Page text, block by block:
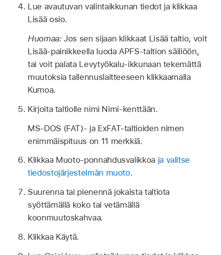
Lue avautuvan valintaikkunan tiedot ja klikkaa
Lisää osio.
Huomaa:Jos sen sijaan klikkaat Lisää taltio, voit
Lisää-painikkeella luoda APFS-taltion säiliöön,
tai voit palata Levytyökalu-ikkunaan tekemättä
muutoksia tallennuslaitteeseen klikkaamalla
Kumoa.
Kirjoita taltiolle nimi Nimi-kenttään.
MS-DOS (FAT)- ja ExFAT-taltioiden nimen
enimmäispituus on 11 merkkiä.
Klikkaa Muoto-ponnahdusvalikkoa ja valitse
tiedostojärjestelmän muoto.
Suurenna tai pienennä jokaista taltiota
syöttämällä koko tai vetämällä
koonmuutoskahvaa.
Klikkaa Käytä.